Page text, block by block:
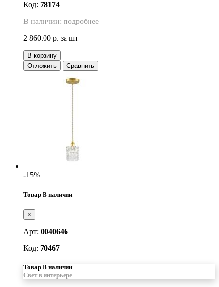
Код: 78174
В наличии: подробнее
2 860.00 р. за шт
В корзину
Отложить
Сравнить
-15%
Товар В наличии
×
Арт: 0040646
Код: 70467
Товар В наличии
Свет в интерьере